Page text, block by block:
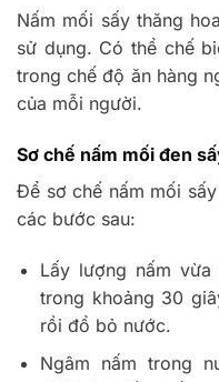
Nấm mối sấy thăng
sử dụng. Có thể chế
trong chế độ ăn hàng
của mỗi người.
Sơ chế nấm mối đen
Để sơ chế nấm mối
các bước sau:
Lấy lượng nấm
trong khoảng 30
rồi đổ bỏ nước.
Ngâm nấm trong